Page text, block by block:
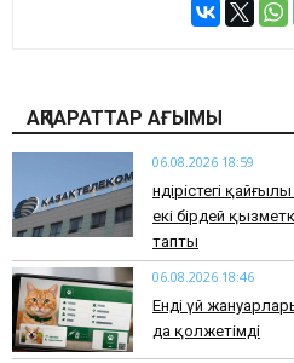
АҚПАРАТТАР АҒЫМЫ
06.08.2026 18:59
Өндірістегі
екі бірдей
тапты
06.08.2026 18:46
Енді үй
да қолжетімді